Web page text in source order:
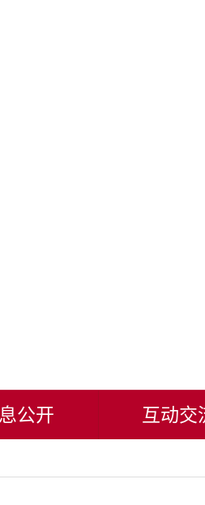
公开 互动交